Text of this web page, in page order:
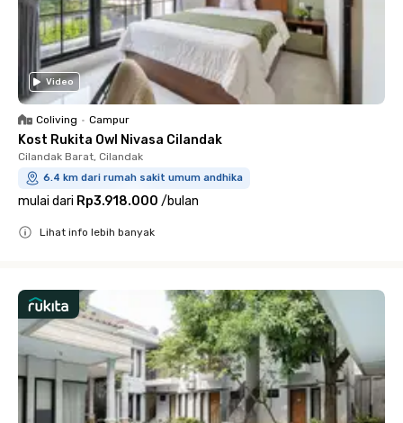
Video
Coliving • Campur
Kost Rukita Owl Nivasa Cilandak
Cilandak Barat, Cilandak
6.4 km dari rumah sakit umum andhika
mulai dari Rp3.918.000 /bulan
Lihat info lebih banyak